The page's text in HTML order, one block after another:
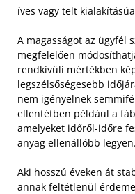
íves vagy telt
A magasságot az ügyfél
megfelelően
rendkívüli mértékben
legszélsőségesebb
nem igényelnek
ellentétben például a
amelyeket időről-időre
anyag ellenállóbb legyen.
Aki hosszú éveken át
annak feltétlenül